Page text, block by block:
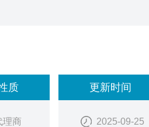
质
理商
更新时间
2025-09-25